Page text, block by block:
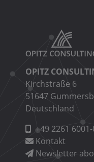
OPITZ
Kirchstraße 6
51647
Deutschland
+49 2261
Kontakt
Newsletter